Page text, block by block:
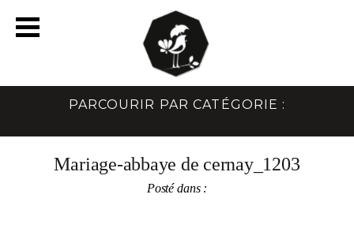
PARCOURIR PAR CATÉGORIE :
Mariage-abbaye de cernay_1203
Posté dans :